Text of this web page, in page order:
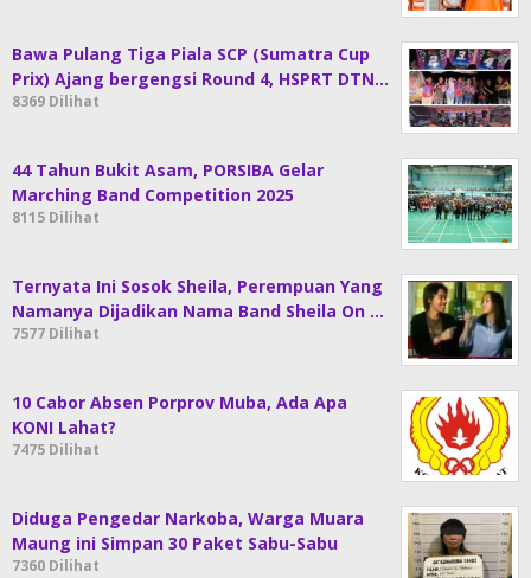
Bawa Pulang Tiga Piala SCP (Sumatra Cup
Prix) Ajang bergengsi Round 4, HSPRT DTN…
8369 Dilihat
44 Tahun Bukit Asam, PORSIBA Gelar
Marching Band Competition 2025
8115 Dilihat
Ternyata Ini Sosok Sheila, Perempuan Yang
Namanya Dijadikan Nama Band Sheila On …
7577 Dilihat
10 Cabor Absen Porprov Muba, Ada Apa
KONI Lahat?
7475 Dilihat
Diduga Pengedar Narkoba, Warga Muara
Maung ini Simpan 30 Paket Sabu-Sabu
7360 Dilihat